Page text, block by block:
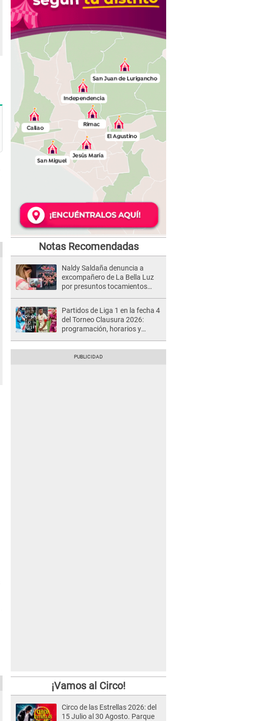
Notas Recomendadas
Naldy Saldaña denuncia a
excompañero de La Bella Luz
por presuntos tocamientos
Partidos de Liga 1 en la fecha 4
del Torneo Clausura 2026:
programación, horarios y
¡Vamos al Circo!
Circo de las Estrellas 2026: del
15 Julio al 30 Agosto. Parque